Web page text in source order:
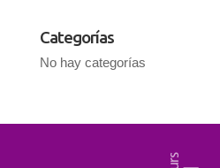
Categorías
No hay categorías